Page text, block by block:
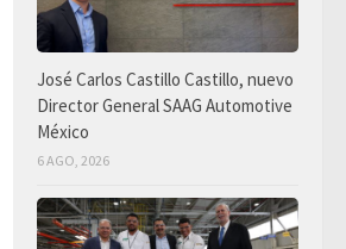
José Carlos Castillo Castillo, nuevo
Director General SAAG Automotive
México
6 AGO, 2026